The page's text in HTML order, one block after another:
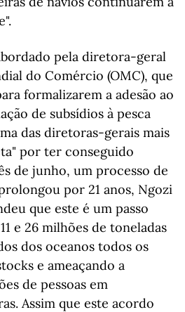
pela diretora-geral
do Comércio (OMC), que
formalizarem a adesão ao
de subsídios à pesca
das diretoras-gerais mais
por ter conseguido
de junho, um processo de
por 21 anos, Ngozi
que este é um passo
e 26 milhões de toneladas
dos oceanos todos os
e ameaçando a
de pessoas em
Assim que este acordo